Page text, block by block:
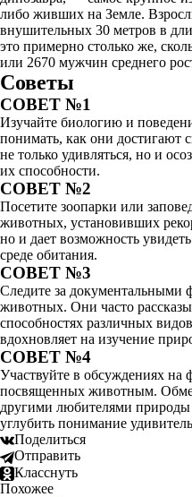
либо живших на Земле.
внушительных 30 метров в
это примерно столько же,
или 2670 мужчин среднего
Советы
СОВЕТ №1
Изучайте биологию и
понимать, как они достигают
не только удивляться, но и
их способности.
СОВЕТ №2
Посетите зоопарки или
животных, установивших
но и дает возможность
среде обитания.
СОВЕТ №3
Следите за
животных. Они часто
способностях различных
вдохновляет на изучение
СОВЕТ №4
Участвуйте в обсуждениях на
посвященных животным.
другими любителями
углубить понимание
Поделиться
Отправить
Класснуть
Похожее